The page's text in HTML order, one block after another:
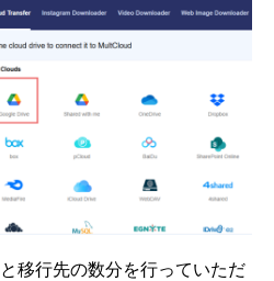
移行先の数分を行っていただ